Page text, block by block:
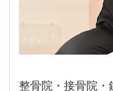
整骨院・接骨院・